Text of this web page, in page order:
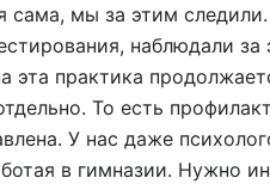
сама, мы за этим
наблюдали
эта практика
То есть
У нас даже
в гимназии. Нужно